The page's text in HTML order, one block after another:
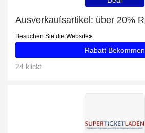
Besuchen Sie die Website
Rabatt Bekommen
24 klickt